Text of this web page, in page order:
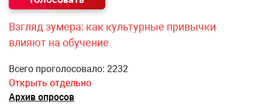
Взгляд зумера: как культурные привычки
влияют на обучение
Всего проголосовало: 2232
Открыть отдельно
Архив опросов